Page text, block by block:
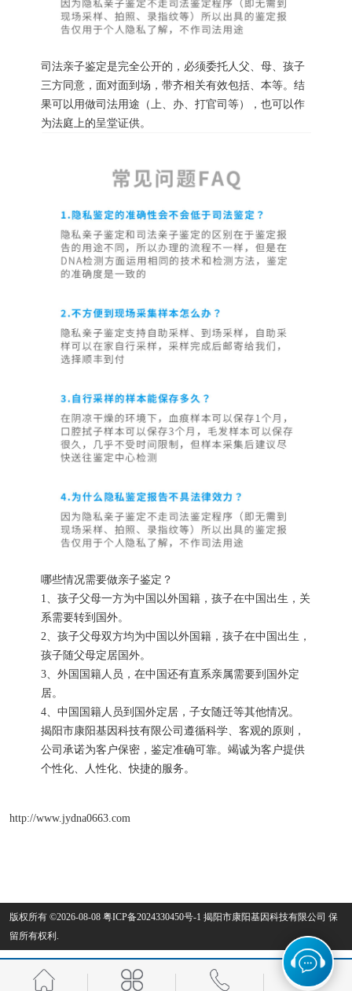
司法亲子鉴定是完全公开的，必须委托人父、母、孩子
三方同意，面对面到场，带齐相关有效包括、本等。结
果可以用做司法用途（上、办、打官司等），也可以作
为法庭上的呈堂证供。
哪些情况需要做亲子鉴定？
1、孩子父母一方为中国以外国籍，孩子在中国出生，关
系需要转到国外。
2、孩子父母双方均为中国以外国籍，孩子在中国出生，
孩子随父母定居国外。
3、外国国籍人员，在中国还有直系亲属需要到国外定
居。
4、中国国籍人员到国外定居，子女随迁等其他情况。
揭阳市康阳基因科技有限公司遵循科学、客观的原则，
公司承诺为客户保密，鉴定准确可靠。竭诚为客户提供
个性化、人性化、快捷的服务。
http://www.jydna0663.com
版权所有 ©2026-08-08 粤ICP备2024330450号-1 揭阳市康阳基因科技有限公司 保
留所有权利.